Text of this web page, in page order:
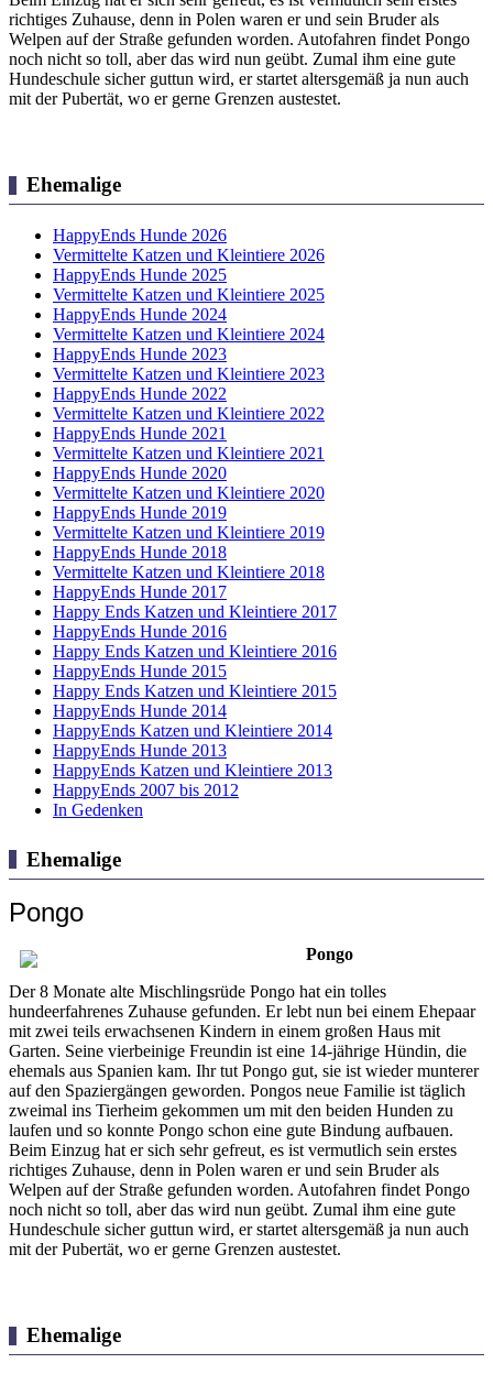
richtiges Zuhause, denn in Polen waren er und sein Bruder als
Welpen auf der Straße gefunden worden. Autofahren findet Pongo
noch nicht so toll, aber das wird nun geübt. Zumal ihm eine gute
Hundeschule sicher guttun wird, er startet altersgemäß ja nun auch
mit der Pubertät, wo er gerne Grenzen austestet.
Ehemalige
HappyEnds Hunde 2026
Vermittelte Katzen und Kleintiere 2026
HappyEnds Hunde 2025
Vermittelte Katzen und Kleintiere 2025
HappyEnds Hunde 2024
Vermittelte Katzen und Kleintiere 2024
HappyEnds Hunde 2023
Vermittelte Katzen und Kleintiere 2023
HappyEnds Hunde 2022
Vermittelte Katzen und Kleintiere 2022
HappyEnds Hunde 2021
Vermittelte Katzen und Kleintiere 2021
HappyEnds Hunde 2020
Vermittelte Katzen und Kleintiere 2020
HappyEnds Hunde 2019
Vermittelte Katzen und Kleintiere 2019
HappyEnds Hunde 2018
Vermittelte Katzen und Kleintiere 2018
HappyEnds Hunde 2017
Happy Ends Katzen und Kleintiere 2017
HappyEnds Hunde 2016
Happy Ends Katzen und Kleintiere 2016
HappyEnds Hunde 2015
Happy Ends Katzen und Kleintiere 2015
HappyEnds Hunde 2014
HappyEnds Katzen und Kleintiere 2014
HappyEnds Hunde 2013
HappyEnds Katzen und Kleintiere 2013
HappyEnds 2007 bis 2012
In Gedenken
Ehemalige
Pongo
Pongo
Der 8 Monate alte Mischlingsrüde Pongo hat ein tolles
hundeerfahrenes Zuhause gefunden. Er lebt nun bei einem Ehepaar
mit zwei teils erwachsenen Kindern in einem großen Haus mit
Garten. Seine vierbeinige Freundin ist eine 14-jährige Hündin, die
ehemals aus Spanien kam. Ihr tut Pongo gut, sie ist wieder munterer
auf den Spaziergängen geworden. Pongos neue Familie ist täglich
zweimal ins Tierheim gekommen um mit den beiden Hunden zu
laufen und so konnte Pongo schon eine gute Bindung aufbauen.
Beim Einzug hat er sich sehr gefreut, es ist vermutlich sein erstes
richtiges Zuhause, denn in Polen waren er und sein Bruder als
Welpen auf der Straße gefunden worden. Autofahren findet Pongo
noch nicht so toll, aber das wird nun geübt. Zumal ihm eine gute
Hundeschule sicher guttun wird, er startet altersgemäß ja nun auch
mit der Pubertät, wo er gerne Grenzen austestet.
Ehemalige